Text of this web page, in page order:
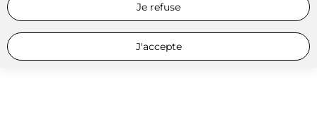
Je refuse
J'accepte